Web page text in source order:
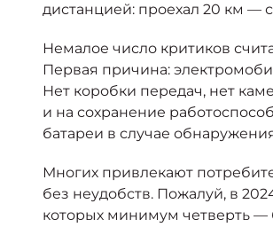
дистанцией: проехал 20 км —
Немалое число критиков
Первая причина:
Нет коробки передач, нет
и на сохранение
батареи в случае
Многих привлекают
без неудобств. Пожалуй, в
которых минимум четверть —